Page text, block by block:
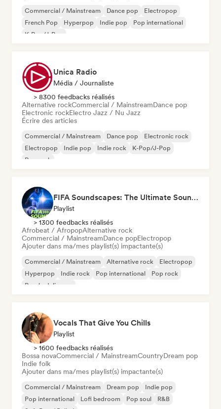
Commercial / Mainstream Dance pop
Electropop
French Pop
Hyperpop Indie pop
Pop international
K-Pop/J-Pop
Unica Radio
Média / Journaliste
> 8300 feedbacks réalisés
Alternative rockCommercial / MainstreamDance pop
Electronic rockElectro Jazz / Nu Jazz
Écrire des articles
Commercial / Mainstream Dance pop
Electronic rock
Electropop
Indie pop Indie rock
K-Pop/J-Pop
Pop rock
FIFA Soundscapes: The Ultimate Soundtrack ⚽️ Festival Indie, Electropop & Dance Anthems
Playlist
> 1300 feedbacks réalisés
Afrobeat / AfropopAlternative rock
Commercial / MainstreamDance popElectropop
Ajouter dans ma/mes playlist(s) impactante(s)
Commercial / Mainstream Alternative rock
Electropop
Hyperpop
Indie rock Pop international
Pop rock
Psychedelic pop
Vocals That Give You Chills
Playlist
> 1600 feedbacks réalisés
Bossa novaCommercial / MainstreamCountryDream pop
Indie folk
Ajouter dans ma/mes playlist(s) impactante(s)
Commercial / Mainstream Dream pop
Indie pop
Pop international
Lofi bedroom Pop soul
R&B